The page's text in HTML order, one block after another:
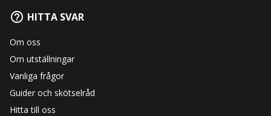
HITTA SVAR
Om oss
Om utställningar
Vanliga frågor
Guider och skötselråd
Hitta till oss